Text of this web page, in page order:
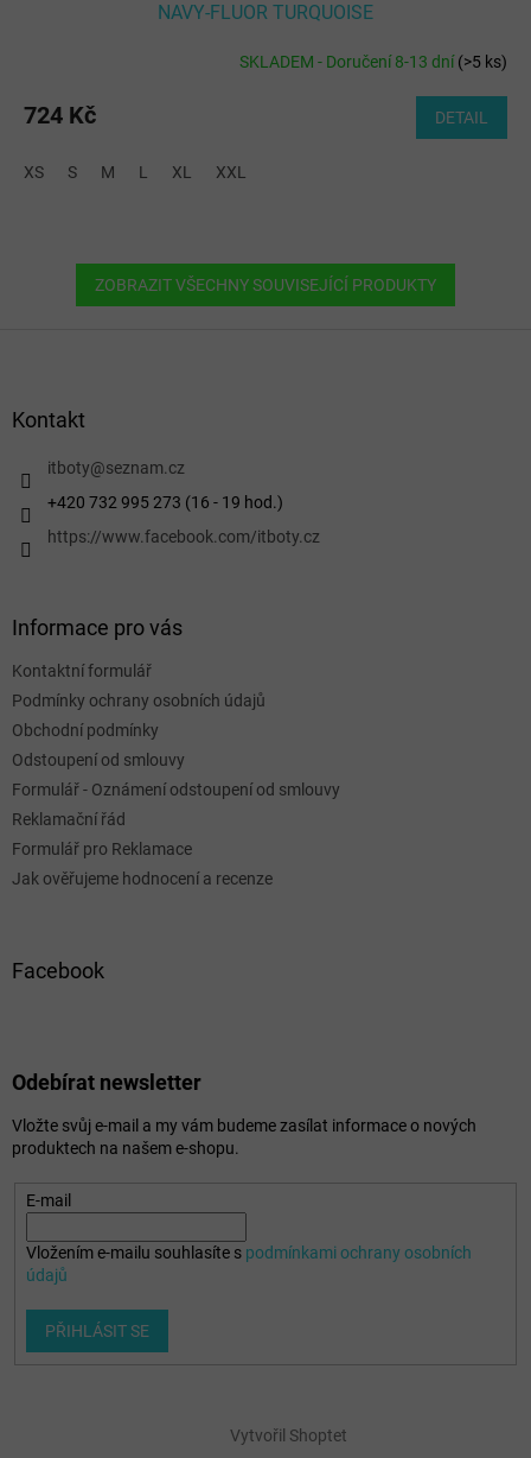
NAVY-FLUOR TURQUOISE
SKLADEM - Doručení 8-13 dní(>5 ks)
724 Kč DETAIL
XS S M L XL XXL
ZOBRAZIT VŠECHNY SOUVISEJÍCÍ PRODUKTY
Kontakt
itboty@seznam.cz
+420 732 995 273 (16 - 19 hod.)
https://www.facebook.com/itboty.cz
Informace pro vás
Kontaktní formulář
Podmínky ochrany osobních údajů
Obchodní podmínky
Odstoupení od smlouvy
Formulář - Oznámení odstoupení od smlouvy
Reklamační řád
Formulář pro Reklamace
Jak ověřujeme hodnocení a recenze
Facebook
Odebírat newsletter
Vložte svůj e-mail a my vám budeme zasílat informace o nových
produktech na našem e-shopu.
E-mail
Vložením e-mailu souhlasíte s podmínkami ochrany osobních
údajů
PŘIHLÁSIT SE
Vytvořil Shoptet